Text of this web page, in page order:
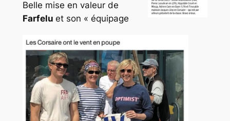
Belle mise en valeur de
Farfelu et son « équipage